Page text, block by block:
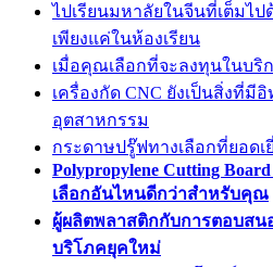
ไปเรียนมหาลัยในจีนที่เต็มไป
เพียงแค่ในห้องเรียน
เมื่อคุณเลือกที่จะลงทุนในบริ
เครื่องกัด CNC ยังเป็นสิ่งที่
อุตสาหกรรม
กระดาษปรู๊ฟทางเลือกที่ยอด
Polypropylene Cutting
เลือกอันไหนดีกว่าสำหรับคุณ
ผู้ผลิตพลาสติกกับการตอบสน
บริโภคยุคใหม่